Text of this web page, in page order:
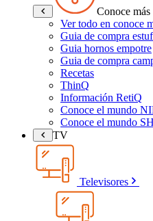
Conoce más
Ver todo en conoce
Guia de compra
Guia hornos empotre
Guia de compra
Recetas
ThinQ
Información RetiQ
Conoce el mundo
Conoce el mundo
TV
Televisores